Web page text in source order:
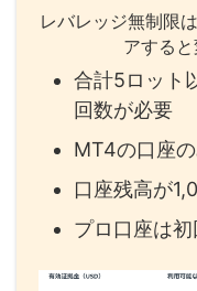
レバレッジ無制限
アすると
合計5ロット
回数が必要
MT4の口座
口座残高が
プロ口座は